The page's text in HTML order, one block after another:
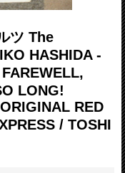
ツ The
HASHIDA -
LONG!
RED
/ TOSHI